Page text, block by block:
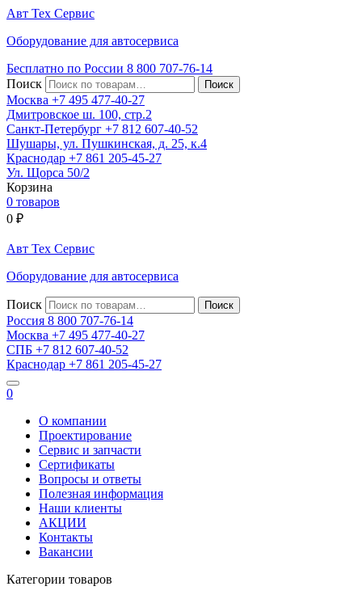
Авт Тех Сервис
Оборудование для автосервиса
Бесплатно по России 8 800 707-76-14
Поиск
Москва +7 495 477-40-27
Дмитровское ш. 100, стр.2
Санкт-Петербург +7 812 607-40-52
Шушары, ул. Пушкинская, д. 25, к.4
Краснодар +7 861 205-45-27
Ул. Щорса 50/2
Корзина
0 товаров
0 ₽
Авт Тех Сервис
Оборудование для автосервиса
Поиск
Россия 8 800 707-76-14
Москва +7 495 477-40-27
СПБ +7 812 607-40-52
Краснодар +7 861 205-45-27
0
О компании
Проектирование
Сервис и запчасти
Сертификаты
Вопросы и ответы
Полезная информация
Наши клиенты
АКЦИИ
Контакты
Вакансии
Категории товаров